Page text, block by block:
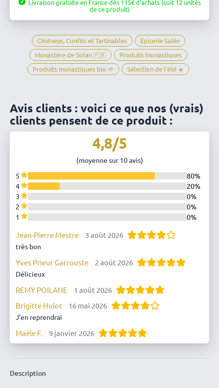
l'ail
BIO
Monastère
de
Solan
Livraison gratuite en Francedès 115d’achats (soit 12 unités
de ce produit)
Chutneys, Confits et Tartinables
Épicerie Salée
Monastère de Solan 🇫🇷
Produits Monastiques
Produits monastiques bio 🌱
Sélection de l'été ☀️
Avis clients : voici ce que nos (vrais)
clients pensent de ce produit :
4,8/5
(moyenne sur 10 avis)
5
80%
4
20%
3
0%
2
0%
1
0%
Jean-Pierre Mestre 3 août 2026
très bon
Yves Prieur Garrouste 2 août 2026
Délicieux
REMY POILANE
1 août 2026
Brigitte Hulot
16 mai 2026
J’en reprendrai
Maèle F. 9 janvier 2026
Très bon !
Jacqueline
Description